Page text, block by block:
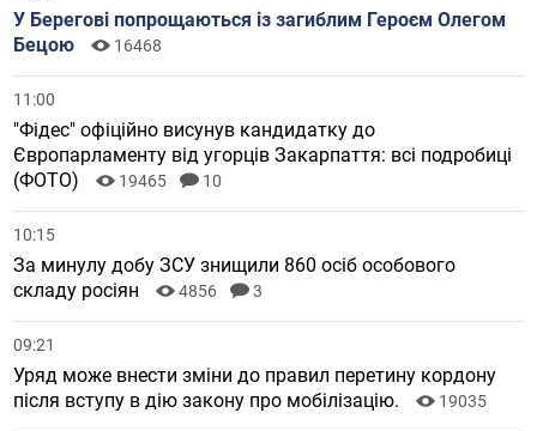
У Берегові попрощаються із загиблим Героєм Олегом
Бецою
16468
11:00
"Фідес" офіційно висунув кандидатку до
Європарламенту від угорців Закарпаття: всі подробиці
(ФОТО)
19465 10
10:15
За минулу добу ЗСУ знищили 860 осіб особового
складу росіян
4856 3
09:21
Уряд може внести зміни до правил перетину кордону
після вступу в дію закону про мобілізацію.
19035